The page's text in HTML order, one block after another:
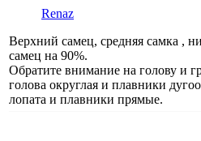
Renaz
Верхний самец, средняя самка ,
самец на 90%.
Обратите внимание на голову и
голова округлая и плавники
лопата и плавники прямые.